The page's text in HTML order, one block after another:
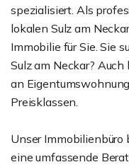
spezialisiert. Als
lokalen Sulz am
Immobilie für Sie. Sie
Sulz am Neckar?
an
Preisklassen.
Unser Immobilienbüro
eine umfassende